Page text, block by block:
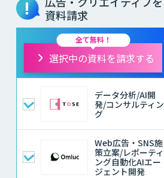
資料請求
全て無料！
選択中の資料を請求する
データ分析/AI開
発/コンサルティン
グ
Web広告・SNS施
策立案/レポーティ
ング自動化AIエー
ジェント開発